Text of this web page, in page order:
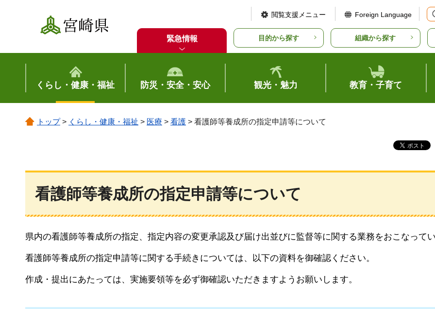
宮崎県
閲覧支援メニュー Foreign Language
緊急情報 目的から探す 組織から探す
くらし・健康・福祉 防災・安全・安心 観光・魅力 教育・子育て
トップ> くらし・健康・福祉 > 医療 > 看護 > 看護師等養成所の指定申請等について
看護師等養成所の指定申請等について
県内の看護師等養成所の指定、指定内容の変更承認及び届け出並びに監督等に関する業務をおこなってい
看護師等養成所の指定申請等に関する手続きについては、以下の資料を御確認ください。
作成・提出にあたっては、実施要領等を必ず御確認いただきますようお願いします。